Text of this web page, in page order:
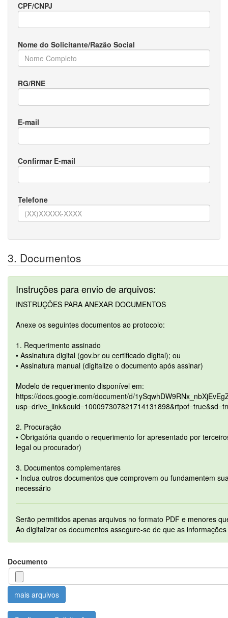
CPF/CNPJ
Nome do Solicitante/Razão Social
RG/RNE
E-mail
Confirmar E-mail
Telefone
3. Documentos
Instruções para envio de arquivos:
INSTRUÇÕES PARA ANEXAR DOCUMENTOS
Anexe os seguintes documentos ao protocolo:
1. Requerimento assinado
• Assinatura digital (gov.br ou certificado digital); ou
• Assinatura manual (digitalize o documento após assinar)
Modelo de requerimento disponível em:
https://docs.google.com/document/d/
2. Procuração
• Obrigatória quando o requerimento for apresentado por
legal ou procurador)
3. Documentos complementares
• Inclua outros documentos que comprovem ou fundamentem
necessário
Serão permitidos apenas arquivos no formato PDF e menores
Ao digitalizar os documentos assegure-se de que as
Documento
mais arquivos